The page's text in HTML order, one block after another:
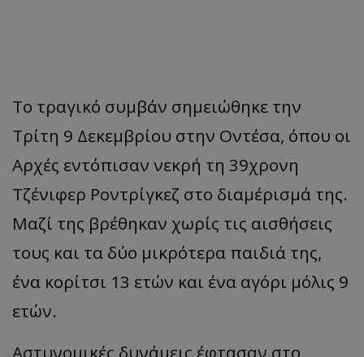
Το τραγικό συμβάν σημειώθηκε την
Τρίτη 9 Δεκεμβρίου στην Οντέσα, όπου οι
Αρχές εντόπισαν νεκρή τη 39χρονη
Τζένιφερ Ροντρίγκεζ στο διαμέρισμά της.
Μαζί της βρέθηκαν χωρίς τις αισθήσεις
τους και τα δύο μικρότερα παιδιά της,
ένα κορίτσι 13 ετών και ένα αγόρι μόλις 9
ετών.
Αστυνομικές δυνάμεις έφτασαν στο